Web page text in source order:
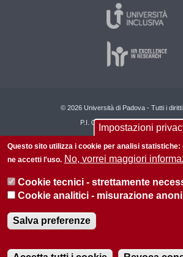
© 2026 Università di Padova - Tutti i
P.I. 00742430283 C.F.
Privacy policy Informazioni su
Impostazioni
Questo sito utilizza i cookie per analisi statistiche:
ne accetti l'uso. No, vorrei maggiori
Cookie tecnici - strettamente
Cookie analitici - misurazione
Salva preferenze